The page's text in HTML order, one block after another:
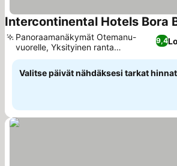
Intercontinental Hotels Bora
9,4
Panoraamanäkymät Otemanu-
vuorelle, Yksityinen ranta
käytössäsi
Valitse päivät nähdäksesi tarkat hinnat